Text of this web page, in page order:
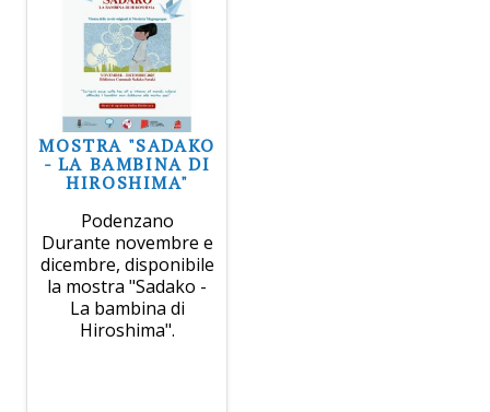
MOSTRA "SADAKO
- LA BAMBINA DI
HIROSHIMA"
Podenzano
Durante novembre e
dicembre, disponibile
la mostra "Sadako -
La bambina di
Hiroshima".